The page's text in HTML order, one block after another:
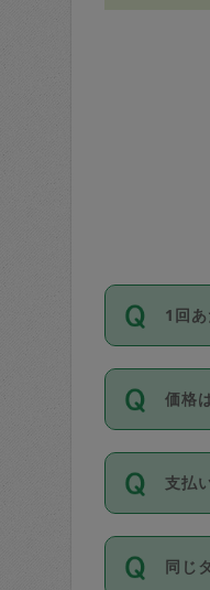
1回
依頼
い。
が必
価格
11種
タス
除々
支払
お支
Club
同じ